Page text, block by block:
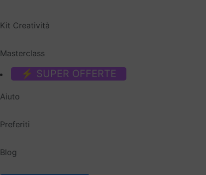
Kit Creatività
Masterclass
⚡ SUPER OFFERTE
Aiuto
Preferiti
Blog